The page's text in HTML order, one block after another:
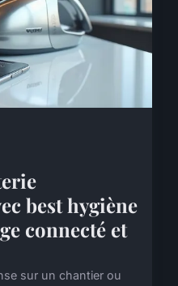
best hygiène
connecté et
sur un chantier ou